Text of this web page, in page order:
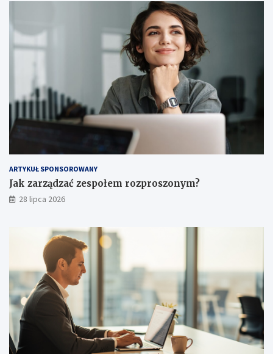
ARTYKUŁ SPONSOROWANY
Jak zarządzać zespołem rozproszonym?
28 lipca 2026